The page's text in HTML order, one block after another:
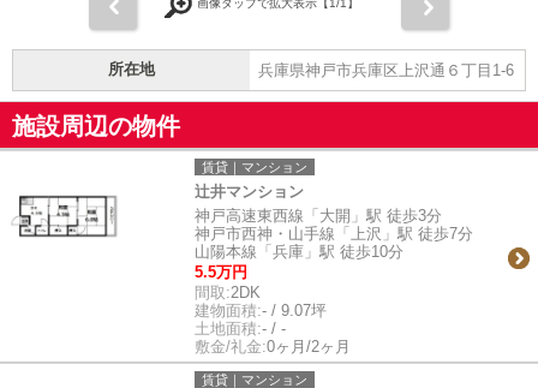
画像タップで拡大表示【1/1】
所在地 兵庫県神戸市兵庫区上沢通６丁目1-6
施設周辺の物件
賃貸｜マンション
辻井マンション
神戸高速東西線「大開」駅 徒歩3分
神戸市西神・山手線「上沢」駅 徒歩7分
山陽本線「兵庫」駅 徒歩10分
5.5万円
間取:2DK
建物面積:- / 9.07坪
土地面積:- / -
敷金/礼金:0ヶ月/2ヶ月
賃貸｜マンション